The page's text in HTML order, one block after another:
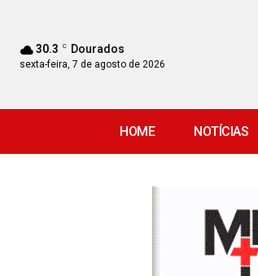
30.3 C Dourados
sexta-feira, 7 de agosto de 2026
HOME NOTÍCIAS